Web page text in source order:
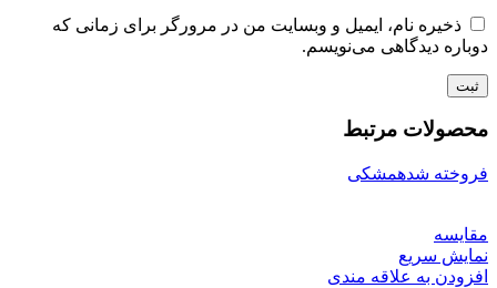
ذخیره نام، ایمیل و وبسایت من در مرورگر برای زمانی که
دوباره دیدگاهی می‌نویسم.
محصولات مرتبط
فروخته شدهمشکی
مقايسه
نمایش سریع
افزودن به علاقه مندی